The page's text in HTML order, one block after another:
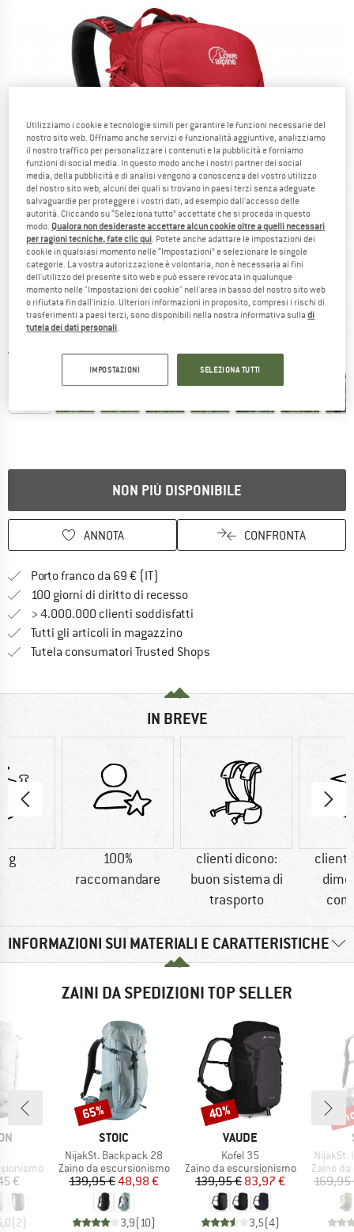
Viste dettagliate
NON PIÙ DISPONIBILE
ANNOTA CONFRONTA
Porto franco da 69 € (IT)
100 giorni di diritto di recessoVai alla politica di recesso qui
> 4.000.000 clienti soddisfatti
Tutti gli articoli in magazzino
Tutela consumatori Trusted Shops
IN BREVE
g
100%
raccomandare
clienti dicono:
buon sistema di
trasporto
clienti
INFORMAZIONI SUI MATERIALI E CARATTERISTICHE
ZAINI DA SPEDIZIONI TOP SELLER
€
(2)
MARCHIO
STOIC
Articolo
NijakSt. Backpack 28
Gruppo di prodotti
Zaino da escursionismo
Prezzo
139,95 €Prezzo ridotto
48,98 €
3,9(10)
Sconto
65%
MARCHIO
VAUDE
Articolo
Kofel 35
Gruppo di prodotti
Zaino da escursionismo
Prezzo
139,95 €Prezzo ridotto
83,97 €
3,5(4)
Sconto
40%
Articolo
NijakSt.
Gruppo
Zaino
169,95
Utilizziamo i cookie e tecnologie simili per garantire le funzioni necessarie del
nostro sito web. Offriamo anche servizi e funzionalità aggiuntive, analizziamo
il nostro traffico per personalizzare i contenuti e la pubblicità e forniamo
funzioni di social media. In questo modo anche i nostri partner dei social
media, della pubblicità e di analisi vengono a conoscenza del vostro utilizzo
del nostro sito web; alcuni dei quali si trovano in paesi terzi senza adeguate
salvaguardie per proteggere i vostri dati, ad esempio dall'accesso delle
autorità. Cliccando su “Seleziona tutto” accettate che si proceda in questo
modo. Qualora non desideraste accettare alcun cookie oltre a quelli necessari
per ragioni tecniche, fate clic qui . Potete anche adattare le impostazioni dei
cookie in qualsiasi momento nelle “Impostazioni” e selezionare le singole
categorie. La vostra autorizzazione è volontaria, non è necessaria ai fini
dell'utilizzo del presente sito web e può essere revocata in qualunque
momento nelle "Impostazioni dei cookie" nell'area in basso del nostro sito web
o rifiutata fin dall'inizio. Ulteriori informazioni in proposito, compresi i rischi di
trasferimenti a paesi terzi, sono disponibili nella nostra informativa sulladi
tutela dei dati personali
IMPOSTAZIONI SELEZIONA TUTTI